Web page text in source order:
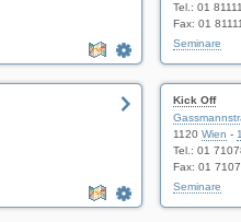
Tel.: 01
Fax: 01
Seminare
Kick Off
1120 Wien -
Tel.: 01
Fax: 01
Seminare